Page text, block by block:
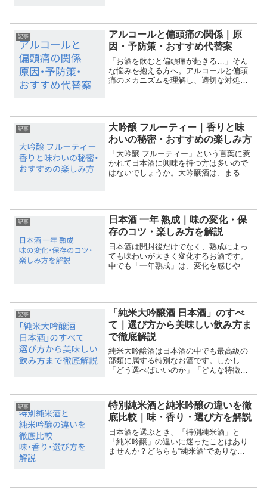
っちを選べばいいの？」と...
記事
アルコールと偏頭痛の関係｜原
因・予防策・おすすめ代替案
「お酒を飲むと偏頭痛が起きる…」そん
な悩みを抱える方へ。アルコールと偏頭
痛のメカニズムを理解し、適切な対処法
と、ストレスを溜めない代...
記事
大吟醸 フルーティー｜香りと味
わいの秘密・おすすめの楽しみ方
「大吟醸 フルーティー」という言葉に惹
かれて日本酒に興味を持つ方は多いので
はないでしょうか。大吟醸酒は、まるで
記事では、大吟醸がなぜ...
記事
日本酒 一年 熟成｜味の変化・保
存のコツ・楽しみ方を解説
日本酒は開封後だけでなく、熟成によっ
ても味わいが大きく変化するお酒です。
中でも「一年熟成」は、変化を感じやす
そして楽しみ方まで詳しく...
記事
「純米大吟醸酒 日本酒」のすべ
て｜選び方から美味しい飲み方ま
で徹底解説
純米大吟醸酒は日本酒の中でも最高級の
部類に属する特別なお酒です。しかし
「どう選べばいいのか」「どんな特徴が
の基本知識からプロが教える選び方、季
節ごとの楽しみ方まで、知り...
記事
特別純米酒と純米吟醸の違いを徹
底比較｜味・香り・選び方を解説
日本酒を選ぶとき、「特別純米酒」と
「純米吟醸」の違いに迷ったことはあり
ませんか？どちらも“純米酒”でありなが
や選び方をやさしく解説し...